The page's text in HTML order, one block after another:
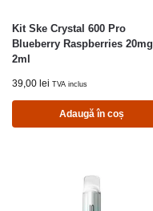
Kit Ske Crystal 600 Pro
Blueberry Raspberries 20mg
2ml
39,00 lei TVA inclus
Adaugă în coș